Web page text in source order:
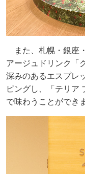
また、札幌・銀座
アージュドリンク「
深みのあるエスプレ
ピングし、「テリア
で味わうことができ